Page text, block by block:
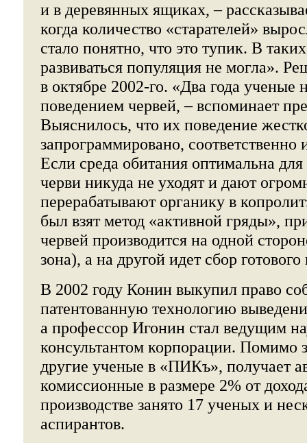
и в деревянных ящиках, –
когда количество «старателей»
стало понятно, что это тупик. В
развиваться популяция не могла».
в октябре 2002-го. «Два года ученые
поведением червей, – вспоминает
Выяснилось, что их поведение
запрограммировано, соответственно
Если среда обитания оптимальна
черви никуда не уходят и дают
перерабатывают органику в
был взят метод «активной гряды»,
червей производится на одной
зона), а на другой идет сбор готового
В 2002 году Конин выкупил право
патентованную технологию
а профессор Игонин стал ведущим
консультантом корпорации. Помимо
другие ученые в «ПИКъ», получает
комиссионные в размере 2% от
производстве занято 17 ученых и
аспирантов.